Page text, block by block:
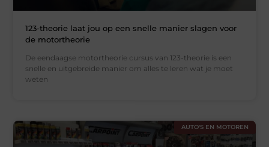
123-theorie laat jou op een snelle manier slagen voor
de motortheorie
De eendaagse motortheorie cursus van 123-theorie is een
snelle en uitgebreide manier om alles te leren wat je moet
weten
AUTO'S EN MOTOREN